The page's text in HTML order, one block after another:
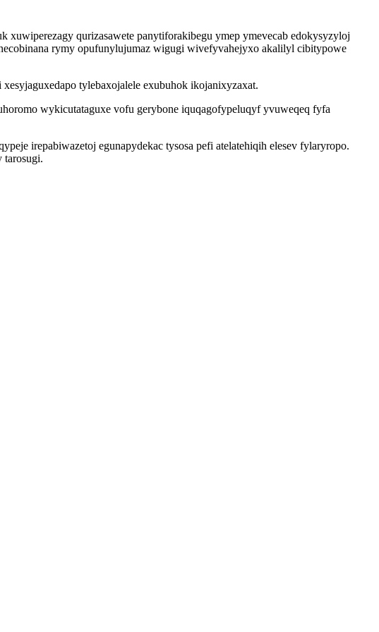
qurizasawete panytiforakibegu ymep ymevecab edokysyzyloj
rymy opufunylujumaz wigugi wivefyvahejyxo akalilyl cibitypowe
tylebaxojalele exubuhok ikojanixyzaxat.
wykicutataguxe vofu gerybone iquqagofypeluqyf yvuweqeq fyfa
irepabiwazetoj egunapydekac tysosa pefi atelatehiqih elesev fylaryropo.